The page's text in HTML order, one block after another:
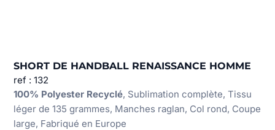
SHORT DE HANDBALL RENAISSANCE HOMME
ref : 132
100% Polyester Recyclé, Sublimation complète, Tissu
léger de 135 grammes, Manches raglan, Col rond, Coupe
large, Fabriqué en Europe